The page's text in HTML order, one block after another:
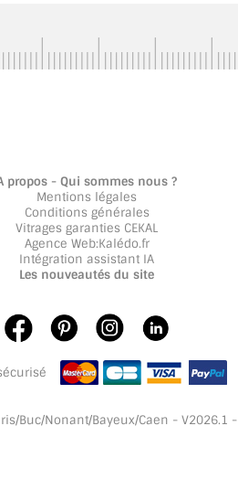
propos - Qui sommes nous ?
Mentions légales
Conditions générales
Vitrages garanties CEKAL
Agence Web:Kalédo.fr
Intégration assistant IA
Les nouveautés du site
Buc/Nonant/Bayeux/Caen - V2026.1 -